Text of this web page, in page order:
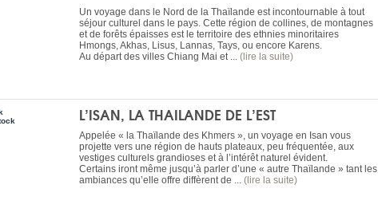
Un voyage dans le Nord de la Thaïlande est incontournable à tout
séjour culturel dans le pays. Cette région de collines, de montagnes
et de forêts épaisses est le territoire des ethnies minoritaires
Hmongs, Akhas, Lisus, Lannas, Tays, ou encore Karens.
Au départ des villes Chiang Mai et ... (lire la suite)
L’ISAN, LA THAILANDE DE L’EST
Appelée « la Thaïlande des Khmers », un voyage en Isan vous
projette vers une région de hauts plateaux, peu fréquentée, aux
vestiges culturels grandioses et à l’intérêt naturel évident.
Certains iront même jusqu’à parler d’une « autre Thaïlande » tant les
ambiances qu’elle offre diffèrent de ... (lire la suite)